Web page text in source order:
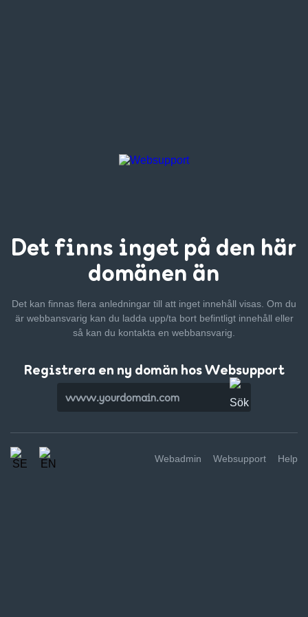
Det finns inget på den här
domänen än
Det kan finnas flera anledningar till att inget innehåll visas. Om du
är webbansvarig kan du ladda upp/ta bort befintligt innehåll eller
så kan du kontakta en webbansvarig.
Registrera en ny domän hos Websupport
Webadmin Websupport Help